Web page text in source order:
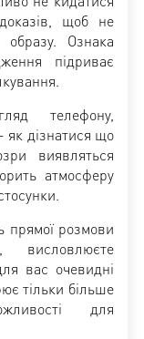
щоб не
образу. Ознака
підриває
телефону,
як дізнатися що
виявляться
атмосферу
прямої розмови
вас очевидні
тільки більше
для